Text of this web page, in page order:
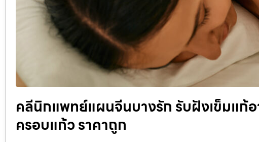
คลีนิกแพทย์แผนจีนบางรัก รับฝังเข็มแก้
ครอบแก้ว ราคาถูก